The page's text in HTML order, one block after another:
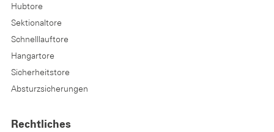
Hubtore
Sektionaltore
Schnelllauftore
Hangartore
Sicherheitstore
Absturzsicherungen
Rechtliches